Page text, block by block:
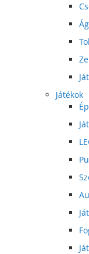
Játékok